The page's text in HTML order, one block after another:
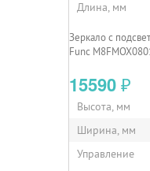
Длина, мм
Зеркало с
Func
15590 ₽
Высота, мм
Ширина, мм
Управление